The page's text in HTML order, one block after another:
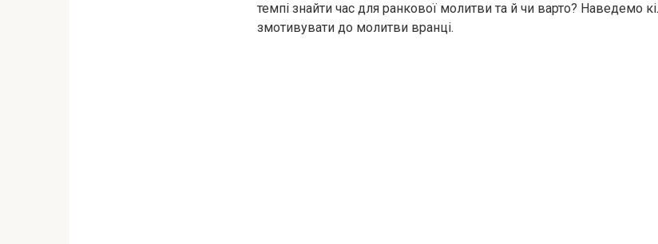
темпі знайти час для ранкової молитви та й чи варто? Наведемо
змотивувати до молитви вранці.